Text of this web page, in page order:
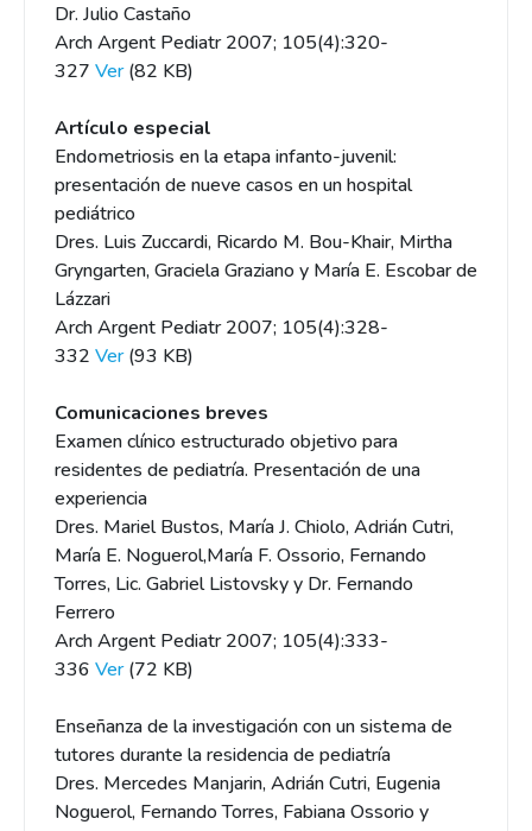
Dr. Julio Castaño
Arch Argent Pediatr 2007; 105(4):320-
327 Ver(82 KB)
Artículo especial
Endometriosis en la etapa infanto-juvenil:
presentación de nueve casos en un hospital
pediátrico
Dres. Luis Zuccardi, Ricardo M. Bou-Khair, Mirtha
Gryngarten, Graciela Graziano y María E. Escobar de
Lázzari
Arch Argent Pediatr 2007; 105(4):328-
332 Ver(93 KB)
Comunicaciones breves
Examen clínico estructurado objetivo para
residentes de pediatría. Presentación de una
experiencia
Dres. Mariel Bustos, María J. Chiolo, Adrián Cutri,
María E. Noguerol,María F. Ossorio, Fernando
Torres, Lic. Gabriel Listovsky y Dr. Fernando
Ferrero
Arch Argent Pediatr 2007; 105(4):333-
336 Ver(72 KB)
Enseñanza de la investigación con un sistema de
tutores durante la residencia de pediatría
Dres. Mercedes Manjarin, Adrián Cutri, Eugenia
Noguerol, Fernando Torres, Fabiana Ossorio y